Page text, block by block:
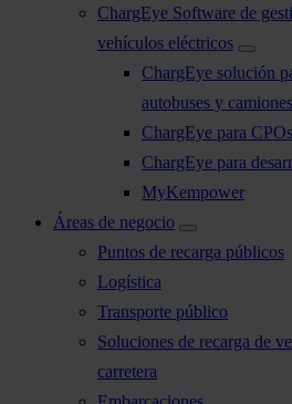
ChargEye Software de
vehículos eléctricos
ChargEye solución
autobuses y
ChargEye para
ChargEye para
MyKempower
Áreas de negocio
Puntos de recarga públicos
Logística
Transporte público
Soluciones de recarga de
carretera